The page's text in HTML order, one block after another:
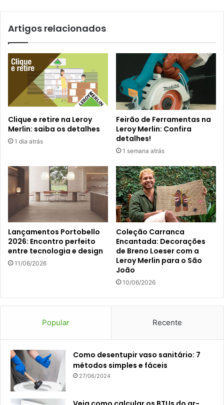
Artigos relacionados
Clique e retire na Leroy
Merlin: saiba os detalhes
1 dia atrás
Feirão de Ferramentas na
Leroy Merlin: Confira
detalhes!
1 semana atrás
Lançamentos Portobello
2026: Encontro perfeito
entre tecnologia e design
11/06/2026
Coleção Carranca
Encantada: Decorações
de Breno Loeser com a
Leroy Merlin para o São
João
10/06/2026
Popular Recente
Como desentupir vaso sanitário: 7
métodos simples e fáceis
27/06/2024